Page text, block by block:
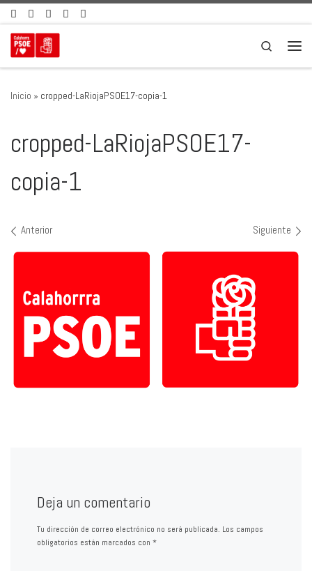
Saltar al contenido
Search
Inicio » cropped-LaRiojaPSOE17-copia-1
cropped-LaRiojaPSOE17-
copia-1
Navegación de imágenes
Anterior Siguiente
Deja un comentario
Tu dirección de correo electrónico no será publicada. Los campos
obligatorios están marcados con *